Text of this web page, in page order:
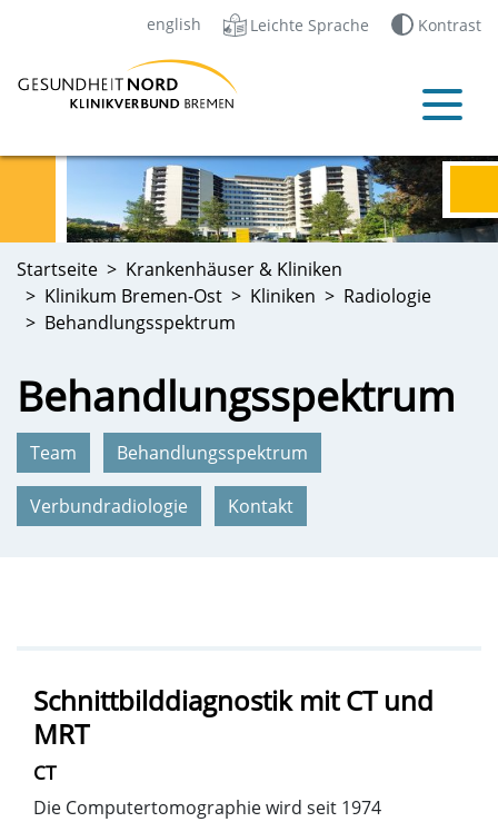
english Leichte Sprache Kontrast
Startseite
Krankenhäuser & Kliniken
Klinikum Bremen-Ost
Kliniken
Radiologie
Behandlungsspektrum
Behandlungsspektrum
Team Behandlungsspektrum
Verbundradiologie Kontakt
Schnittbilddiagnostik mit CT und
MRT
CT
Die Computertomographie wird seit 1974